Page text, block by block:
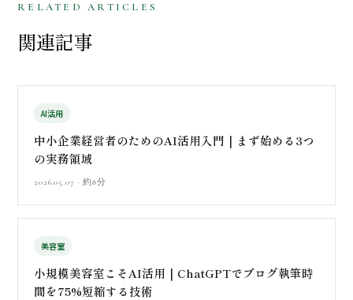
RELATED ARTICLES
関連記事
AI活用
中小企業経営者のためのAI活用入門｜まず始める3つ
の実務領域
2026.05.07 · 約8分
美容室
小規模美容室こそAI活用｜ChatGPTでブログ執筆時
間を75%短縮する技術